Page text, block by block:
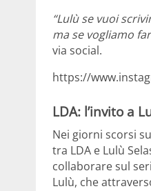
“Lulù se vuoi
ma se vogliamo
via social.
https://
LDA: l’invito a
Nei giorni scorsi
tra LDA e Lulù
collaborare sul
Lulù, che